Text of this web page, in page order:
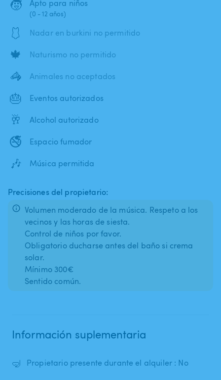
🧒 Apto para niños
(0 - 12 años)
🩱 Nadar en burkini no permitido
🍁 Naturismo no permitido
🦓 Animales no aceptados
🎂 Eventos autorizados
🥂 Alcohol autorizado
🚭 Espacio fumador
🎶 Música permitida
Precisiones del propietario:
Volumen moderado de la música. Respeto a los
vecinos y las horas de siesta.
Control de niños por favor.
Obligatorio ducharse antes del baño si crema
solar.
Mínimo 300€
Sentido común.
Información suplementaria
🤿 Propietario presente durante el alquiler : No